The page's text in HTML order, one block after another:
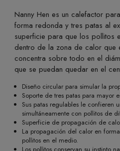
Nanny Hen es un calefactor
forma redonda y tres patas al
superficie para que los pollitos
dentro de la zona de calor que
concentra sobre todo en el
que se puedan quedar en el
Diseño circular para simular la
Soporte de tres patas para mayor
Sus patas regulables le confieren
simultáneamente con pollitos de
Superficie de propagación de
La propagación del calor en
pollitos en el medio.
Los pollitos conservan su instinto